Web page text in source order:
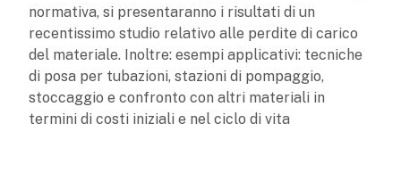
normativa, si presentaranno i risultati di un
recentissimo studio relativo alle perdite di carico
del materiale. Inoltre: esempi applicativi: tecniche
di posa per tubazioni, stazioni di pompaggio,
stoccaggio e confronto con altri materiali in
termini di costi iniziali e nel ciclo di vita